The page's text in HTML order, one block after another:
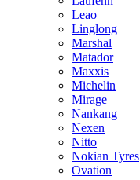
Leao
Linglong
Marshal
Matador
Maxxis
Michelin
Mirage
Nankang
Nexen
Nitto
Nokian Tyres
Ovation